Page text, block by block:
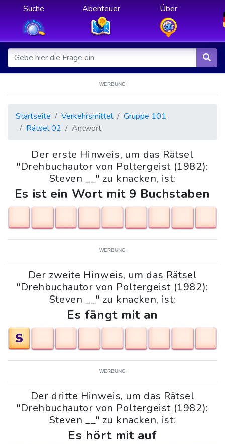
Suche Abenteuer Über
WERBUNG
Startseite Verkehrsmittel
Gruppe 101
Rätsel 02
Antwort
Der erste Hinweis, um das Rätsel
"Drehbuchautor von Poltergeist (1982):
Steven __" zu knacken, ist:
Es ist ein Wort mit 9 Buchstaben
WERBUNG
Der zweite Hinweis, um das Rätsel
"Drehbuchautor von Poltergeist (1982):
Steven __" zu knacken, ist:
Es fängt mit an
S
WERBUNG
Der dritte Hinweis, um das Rätsel
"Drehbuchautor von Poltergeist (1982):
Steven __" zu knacken, ist:
Es hört mit auf